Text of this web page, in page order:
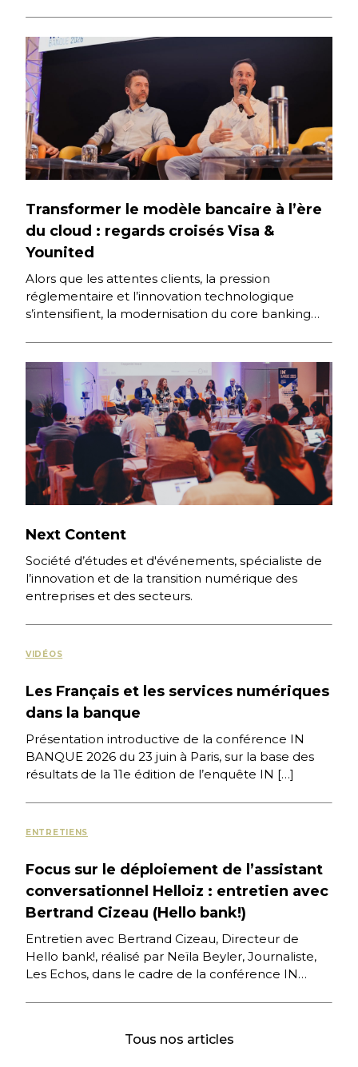
Transformer le modèle bancaire à l’ère
du cloud : regards croisés Visa &
Younited
Alors que les attentes clients, la pression
réglementaire et l’innovation technologique
s’intensifient, la modernisation du core banking
Next Content
Société d’études et d'événements, spécialiste de
l’innovation et de la transition numérique des
entreprises et des secteurs.
VIDÉOS
Les Français et les services numériques
dans la banque
Présentation introductive de la conférence IN
BANQUE 2026 du 23 juin à Paris, sur la base des
résultats de la 11e édition de l’enquête IN […]
ENTRETIENS
Focus sur le déploiement de l’assistant
conversationnel Helloiz : entretien avec
Bertrand Cizeau (Hello bank!)
Entretien avec Bertrand Cizeau, Directeur de
Hello bank!, réalisé par Neïla Beyler, Journaliste,
Les Echos, dans le cadre de la conférence IN
Tous nos articles